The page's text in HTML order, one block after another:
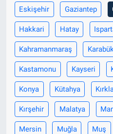
Eskişehir Gaziantep
Hakkari Hatay
Kahramanmaraş
Kastamonu Kayseri
Konya Kütahya
Kırşehir Malatya
Mersin Muğla Muş